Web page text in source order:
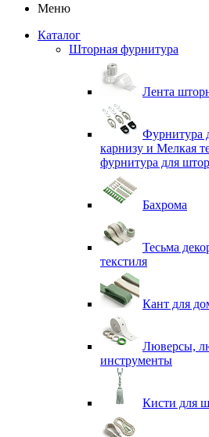
Меню
Каталог
Шторная фурнитура
Лента
Фурнитура
карнизу и Мелкая
фурнитура для штор
Бахрома
Тесьма
текстиля
Кант для
Люверсы,
инструменты
Кисти для